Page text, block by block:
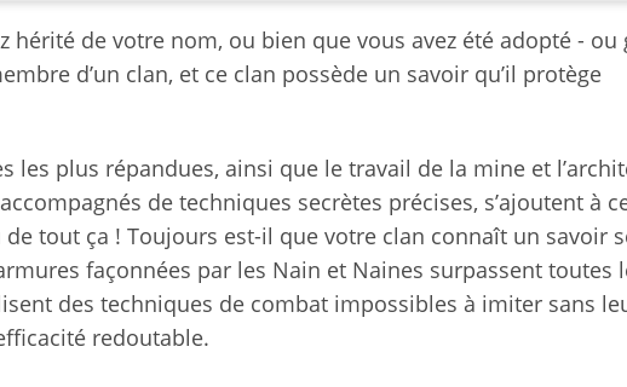
hérité de votre nom, ou bien que vous avez été adopté - ou
d’un clan, et ce clan possède un savoir qu’il protège
les plus répandues, ainsi que le travail de la mine et
de techniques secrètes précises, s’ajoutent à
de tout ça ! Toujours est-il que votre clan connaît un savoir
façonnées par les Nain et Naines surpassent toutes
des techniques de combat impossibles à imiter sans
redoutable.